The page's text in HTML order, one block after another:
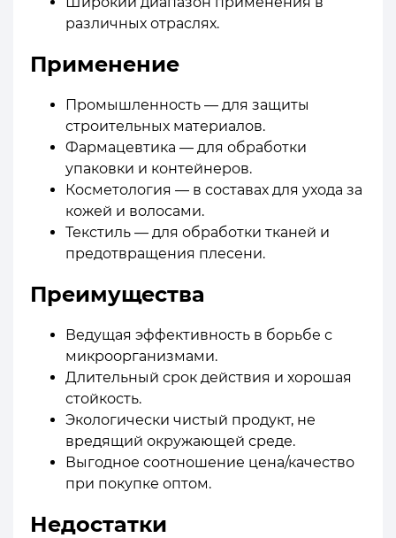
различных отраслях.
Применение
Промышленность — для защиты
строительных материалов.
Фармацевтика — для обработки
упаковки и контейнеров.
Косметология — в составах для ухода за
кожей и волосами.
Текстиль — для обработки тканей и
предотвращения плесени.
Преимущества
Ведущая эффективность в борьбе с
микроорганизмами.
Длительный срок действия и хорошая
стойкость.
Экологически чистый продукт, не
вредящий окружающей среде.
Выгодное соотношение цена/качество
при покупке оптом.
Недостатки